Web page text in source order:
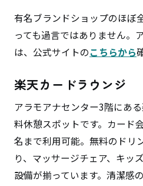
有名ブランドショップのほぼ
っても過言ではありません。
は、公式サイトのこちらから
楽天カードラウンジ
アラモアナセンター3階にあ
料休憩スポットです。カード
名まで利用可能。無料のドリ
り、マッサージチェア、キッ
設備が揃っています。清潔感